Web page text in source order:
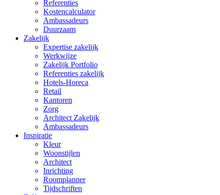
Referenties
Kostencalculator
Ambassadeurs
Duurzaam
Zakelijk
Expertise zakelijk
Werkwijze
Zakelijk Portfolio
Referenties zakelijk
Hotels-Horeca
Retail
Kantoren
Zorg
Architect Zakelijk
Ambassadeurs
Inspiratie
Kleur
Woonstijlen
Architect
Inrichting
Roomplanner
Tijdschriften